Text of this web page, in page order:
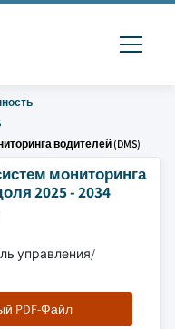
водителей (DMS)
мониторинга
2025 - 2034
управления/
PDF-Файл